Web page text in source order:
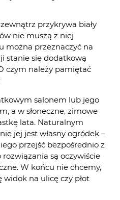
przykrywa biały
nie muszą z niej
można przeznaczyć na
stanie się dodatkową
czym należy pamiętać
salonem lub jego
a w słoneczne, zimowe
lata. Naturalnym
jej jest własny ogródek –
przejść bezpośrednio z
są oczywiście
W końcu nie chcemy,
widok na ulicę czy płot